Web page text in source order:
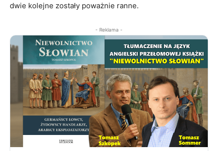
dwie kolejne zostały poważnie ranne.
- Reklama -